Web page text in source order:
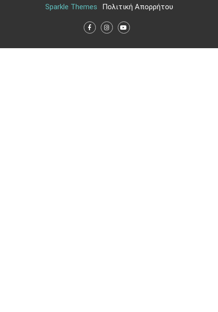
Sparkle Themes
Πολιτική Απορρήτου